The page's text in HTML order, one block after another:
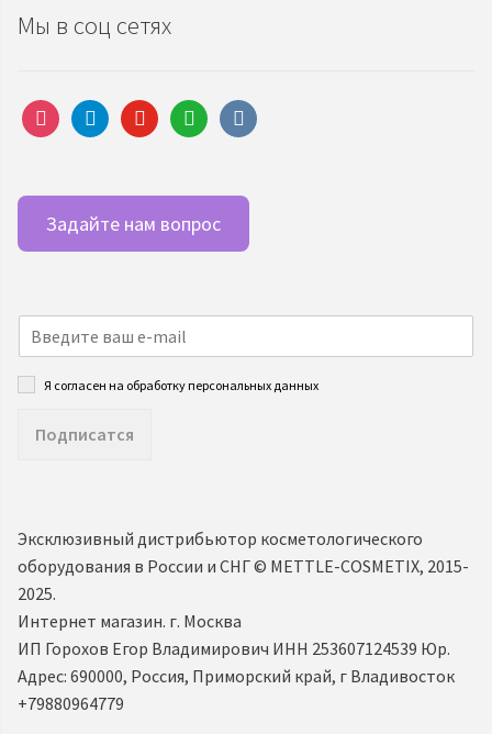
Мы в соц сетях
instagramtelegramyoutubewhatsappvkontakte
Задайте нам вопрос
Я согласен на обработку персональных данных
Подписатся
Эксклюзивный дистрибьютор косметологического
оборудования в России и СНГ ©️ METTLE-COSMETIX, 2015-
2025.
Интернет магазин. г. Москва
ИП Горохов Егор Владимирович ИНН 253607124539 Юр.
Адрес: 690000, Россия, Приморский край, г Владивосток
+79880964779